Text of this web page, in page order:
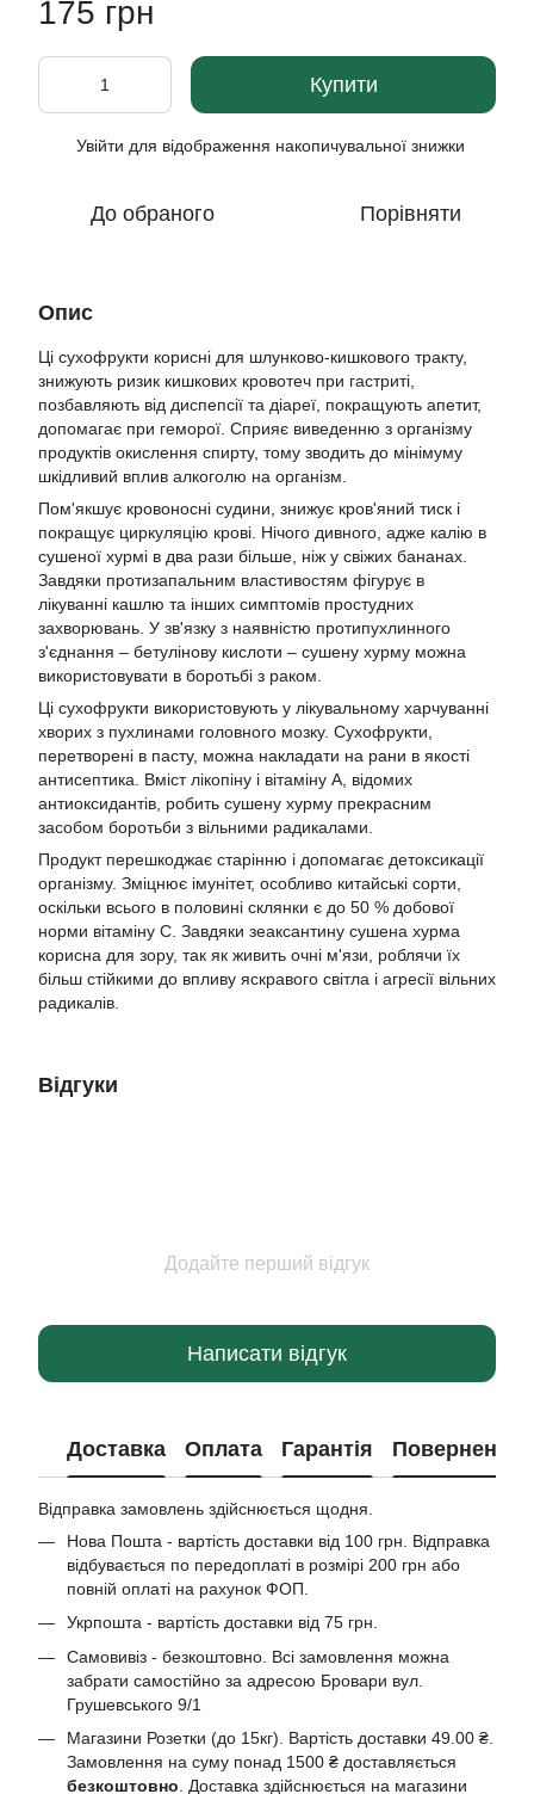
175 грн
Купити
Увійти для відображення накопичувальної знижки
До обраного Порівняти
Опис
Ці сухофрукти корисні для шлунково-кишкового тракту,
знижують ризик кишкових кровотеч при гастриті,
позбавляють від диспепсії та діареї, покращують апетит,
допомагає при геморої. Сприяє виведенню з організму
продуктів окислення спирту, тому зводить до мінімуму
шкідливий вплив алкоголю на організм.
Пом'якшує кровоносні судини, знижує кров'яний тиск і
покращує циркуляцію крові. Нічого дивного, адже калію в
сушеної хурмі в два рази більше, ніж у свіжих бананах.
Завдяки протизапальним властивостям фігурує в
лікуванні кашлю та інших симптомів простудних
захворювань. У зв'язку з наявністю протипухлинного
з'єднання – бетулінову кислоти – сушену хурму можна
використовувати в боротьбі з раком.
Ці сухофрукти використовують у лікувальному харчуванні
хворих з пухлинами головного мозку. Сухофрукти,
перетворені в пасту, можна накладати на рани в якості
антисептика. Вміст лікопіну і вітаміну A, відомих
антиоксидантів, робить сушену хурму прекрасним
засобом боротьби з вільними радикалами.
Продукт перешкоджає старінню і допомагає детоксикації
організму. Зміцнює імунітет, особливо китайські сорти,
оскільки всього в половині склянки є до 50 % добової
норми вітаміну C. Завдяки зеаксантину сушена хурма
корисна для зору, так як живить очні м'язи, роблячи їх
більш стійкими до впливу яскравого світла і агресії вільних
радикалів.
Відгуки
Додайте перший відгук
Написати відгук
Доставка Оплата Гарантія Повернення
Відправка замовлень здійснюється щодня.
Нова Пошта - вартість доставки від 100 грн. Відправка
відбувається по передоплаті в розмірі 200 грн або
повній оплаті на рахунок ФОП.
Укрпошта - вартість доставки від 75 грн.
Самовивіз - безкоштовно. Всі замовлення можна
забрати самостійно за адресою Бровари вул.
Грушевського 9/1
Магазини Розетки (до 15кг). Вартість доставки 49.00 ₴.
Замовлення на суму понад 1500 ₴ доставляється
безкоштовно . Доставка здійснюється на магазини